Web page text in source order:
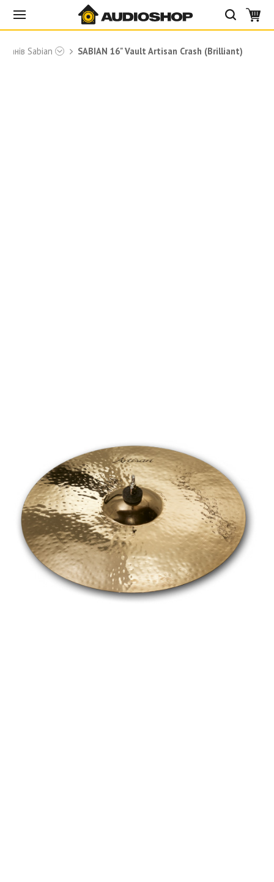
Sabian SABIAN 16" Vault Artisan Crash (Brilliant)